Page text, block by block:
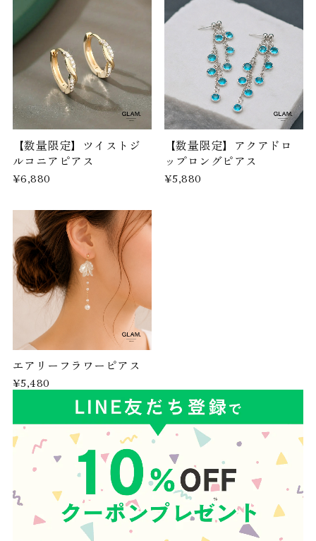
【数量限定】ツイストジ
ルコニアピアス
¥6,880
【数量限定】アクアドロ
ップロングピアス
¥5,880
エアリーフラワーピアス
¥5,480